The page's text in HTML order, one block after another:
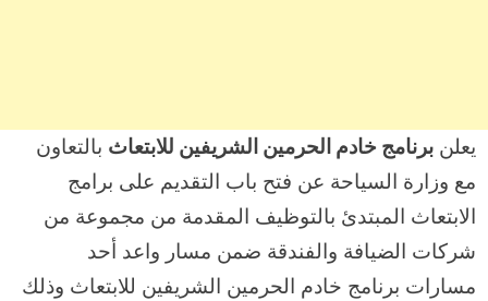
يعلن برنامج خادم الحرمين الشريفين للابتعاث بالتعاون
مع وزارة السياحة عن فتح باب التقديم على برامج
الابتعاث المبتدئ بالتوظيف المقدمة من مجموعة من
شركات الضيافة والفندقة ضمن مسار واعد أحد
مسارات برنامج خادم الحرمين الشريفين للابتعاث وذلك